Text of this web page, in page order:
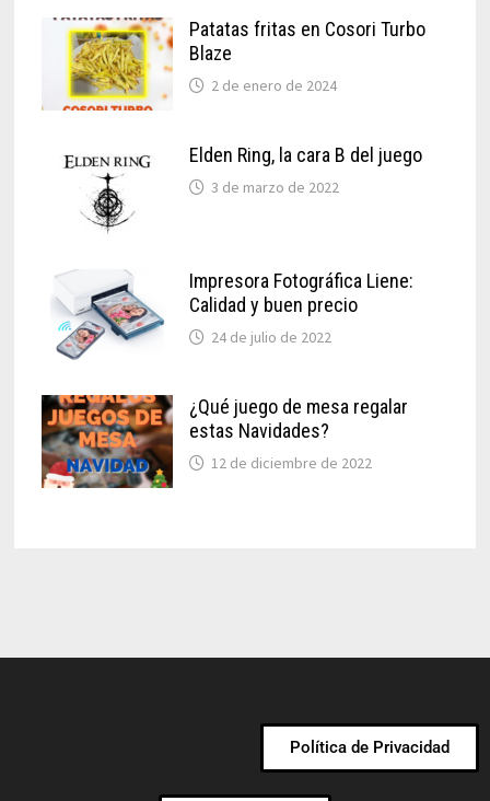
Patatas fritas en Cosori Turbo
Blaze
2 de enero de 2024
Elden Ring, la cara B del juego
3 de marzo de 2022
Impresora Fotográfica Liene:
Calidad y buen precio
24 de julio de 2022
¿Qué juego de mesa regalar
estas Navidades?
12 de diciembre de 2022
Política de Privacidad